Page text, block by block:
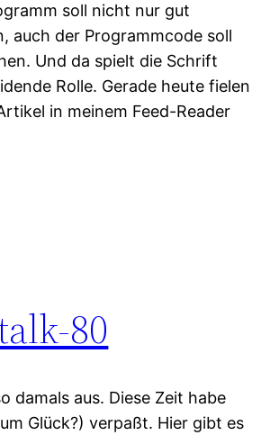
soll nicht nur gut
auch der Programmcode soll
Und da spielt die Schrift
Rolle. Gerade heute fielen
in meinem Feed-Reader
80
damals aus. Diese Zeit habe
Glück?) verpaßt. Hier gibt es